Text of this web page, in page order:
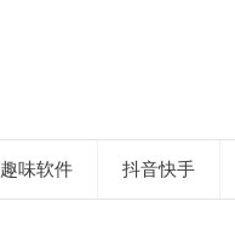
趣味软件 抖音快手